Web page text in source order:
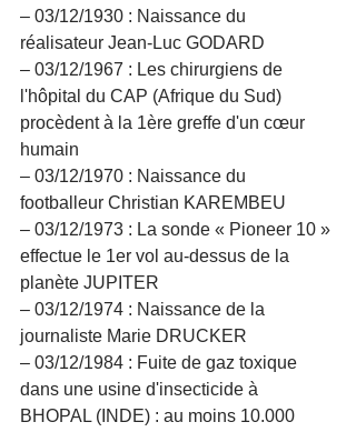
– 03/12/1930 : Naissance du
réalisateur Jean-Luc GODARD
– 03/12/1967 : Les chirurgiens de
l'hôpital du CAP (Afrique du Sud)
procèdent à la 1ère greffe d'un cœur
humain
– 03/12/1970 : Naissance du
footballeur Christian KAREMBEU
– 03/12/1973 : La sonde « Pioneer 10 »
effectue le 1er vol au-dessus de la
planète JUPITER
– 03/12/1974 : Naissance de la
journaliste Marie DRUCKER
– 03/12/1984 : Fuite de gaz toxique
dans une usine d'insecticide à
BHOPAL (INDE) : au moins 10.000